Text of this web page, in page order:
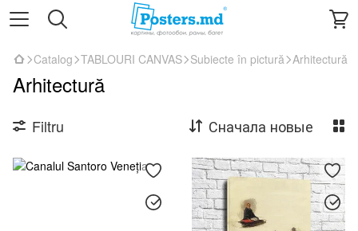
Catalog TABLOURI CANVAS Subiecte în pictură Arhitectură
Arhitectură
Filtru Сначала новые